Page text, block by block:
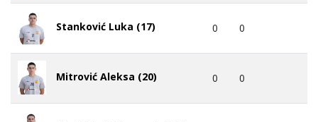
Stanković Luka (17) 0 0
Mitrović Aleksa (20) 0 0